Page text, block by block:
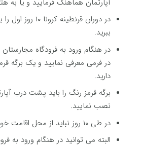
در دوران قرنطینه
ببرید.
در هنگام ورود به فرودگاه
در فرمی معرفی نمایید و یک برگه
دارید.
برگه قرمز رنگ را باید پشت درب
نصب نمایید.
در طی ۱۰ روز نباید از محل اقامت خود خارج شوید.
البته می توانید در هنگام ورود به